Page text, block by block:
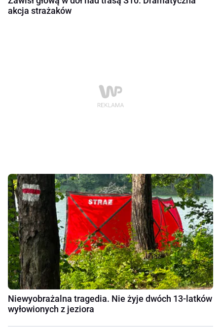
akcja strażaków
Niewyobrażalna tragedia. Nie żyje dwóch 13-latków
wyłowionych z jeziora